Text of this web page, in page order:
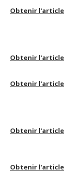
Obtenir l'article
Obtenir l'article
Obtenir l'article
Obtenir l'article
Obtenir l'article